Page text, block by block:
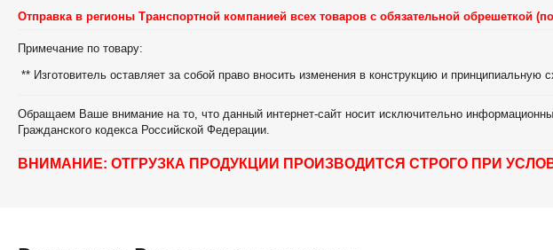
Отправка в регионы Транспортной компанией всех товаров с обязательной обрешеткой
Примечание по товару:
** Изготовитель оставляет за собой право вносить изменения в конструкцию и
Обращаем Ваше внимание на то, что данный интернет-сайт носит исключительно
Гражданского кодекса Российской Федерации.
ВНИМАНИЕ: ОТГРУЗКА ПРОДУКЦИИ ПРОИЗВОДИТСЯ СТРОГО ПРИ